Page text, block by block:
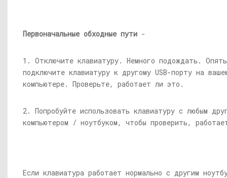
Первоначальные обходные пути -
1. Отключите клавиатуру. Немного подождать.
подключите клавиатуру к другому USB-порту на
компьютере. Проверьте, работает ли это.
2. Попробуйте использовать клавиатуру с любым
компьютером / ноутбуком, чтобы проверить,
Если клавиатура работает нормально с другим